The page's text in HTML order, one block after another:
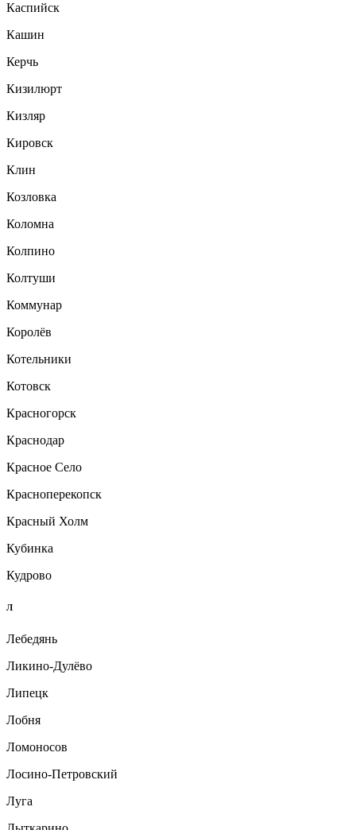
Каспийск
Кашин
Керчь
Кизилюрт
Кизляр
Кировск
Клин
Козловка
Коломна
Колпино
Колтуши
Коммунар
Королёв
Котельники
Котовск
Красногорск
Краснодар
Красное Село
Красноперекопск
Красный Холм
Кубинка
Кудрово
Л
Лебедянь
Ликино-Дулёво
Липецк
Лобня
Ломоносов
Лосино-Петровский
Луга